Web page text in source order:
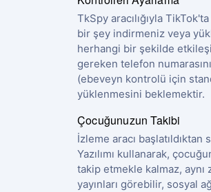
TkSpy aracılığıyla
bir şey indirmeniz veya
herhangi bir şekilde
gereken telefon
(ebeveyn kontrolü için
yüklenmesini beklemektir.
Çocuğunuzun Takibi
İzleme aracı
Yazılımı kullanarak,
takip etmekle kalmaz, aynı
yayınları görebilir, sosyal